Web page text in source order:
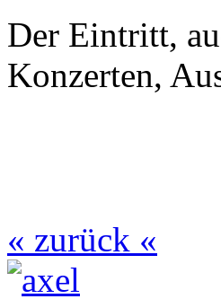
Der Eintritt,
Konzerten,
« zurück «